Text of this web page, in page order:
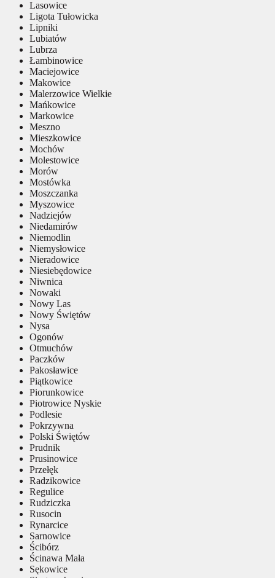
Lasowice
Ligota Tułowicka
Lipniki
Lubiatów
Lubrza
Łambinowice
Maciejowice
Makowice
Malerzowice Wielkie
Mańkowice
Markowice
Meszno
Mieszkowice
Mochów
Molestowice
Morów
Mostówka
Moszczanka
Myszowice
Nadziejów
Niedamirów
Niemodlin
Niemysłowice
Nieradowice
Niesiebędowice
Niwnica
Nowaki
Nowy Las
Nowy Świętów
Nysa
Ogonów
Otmuchów
Paczków
Pakosławice
Piątkowice
Piorunkowice
Piotrowice Nyskie
Podlesie
Pokrzywna
Polski Świętów
Prudnik
Prusinowice
Przełęk
Radzikowice
Regulice
Rudziczka
Rusocin
Rynarcice
Sarnowice
Ścibórz
Ścinawa Mała
Sękowice